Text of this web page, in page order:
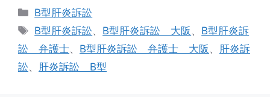
カ
テ
リ
ー
B型肝炎訴訟
タ
グ
B型肝炎訴訟、 B型肝炎訴訟 大阪 、 B型肝炎訴
訟 弁護士、 B型肝炎訴訟 弁護士 大阪 、 肝炎訴
訟、 肝炎訴訟 B型